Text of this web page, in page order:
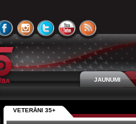
JAUNUMI
VETERĀNI 35+